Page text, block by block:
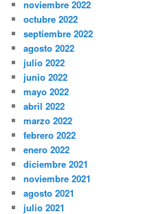
noviembre 2022
octubre 2022
septiembre 2022
agosto 2022
julio 2022
junio 2022
mayo 2022
abril 2022
marzo 2022
febrero 2022
enero 2022
diciembre 2021
noviembre 2021
agosto 2021
julio 2021